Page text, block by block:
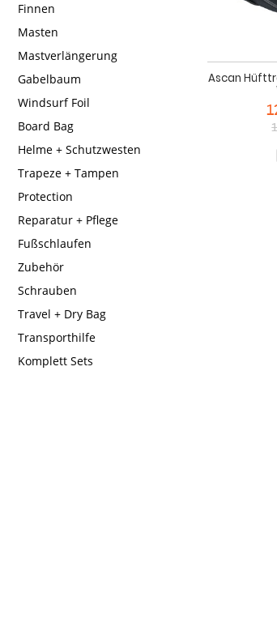
Finnen
Masten
Mastverlängerung
Gabelbaum
Windsurf Foil
Board Bag
Helme + Schutzwesten
Trapeze + Tampen
Protection
Reparatur + Pflege
Fußschlaufen
Zubehör
Schrauben
Travel + Dry Bag
Transporthilfe
Komplett Sets
Ascan